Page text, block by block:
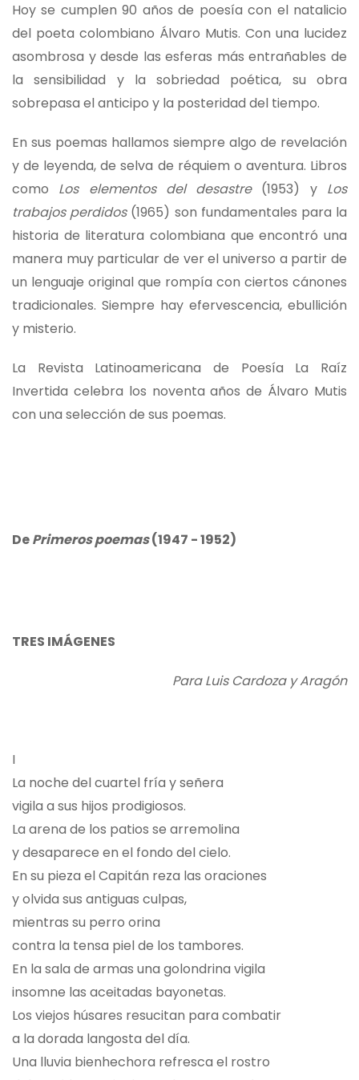
Hoy se cumplen 90 años de poesía con el natalicio
del poeta colombiano Álvaro Mutis. Con una lucidez
asombrosa y desde las esferas más entrañables de
la sensibilidad y la sobriedad poética, su obra
sobrepasa el anticipo y la posteridad del tiempo.
En sus poemas hallamos siempre algo de revelación
y de leyenda, de selva de réquiem o aventura. Libros
como Los elementos del desastre(1953) y Los
trabajos perdidos(1965) son fundamentales para la
historia de literatura colombiana que encontró una
manera muy particular de ver el universo a partir de
un lenguaje original que rompía con ciertos cánones
tradicionales. Siempre hay efervescencia, ebullición
y misterio.
La Revista Latinoamericana de Poesía La Raíz
Invertida celebra los noventa años de Álvaro Mutis
con una selección de sus poemas.
DePrimeros poemas(1947 - 1952)
TRES IMÁGENES
Para Luis Cardoza y Aragón
I
La noche del cuartel fría y señera
vigila a sus hijos prodigiosos.
La arena de los patios se arremolina
y desaparece en el fondo del cielo.
En su pieza el Capitán reza las oraciones
y olvida sus antiguas culpas,
mientras su perro orina
contra la tensa piel de los tambores.
En la sala de armas una golondrina vigila
insomne las aceitadas bayonetas.
Los viejos húsares resucitan para combatir
a la dorada langosta del día.
Una lluvia bienhechora refresca el rostro